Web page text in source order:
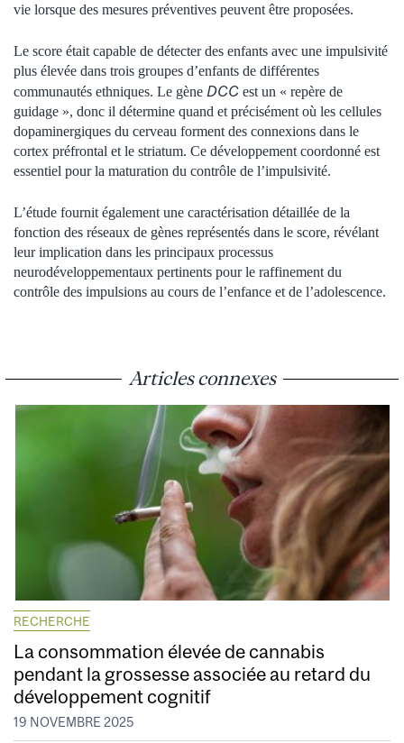
vie lorsque des mesures préventives peuvent être proposées.
Le score était capable de détecter des enfants avec une impulsivité
plus élevée dans trois groupes d’enfants de différentes
communautés ethniques. Le gène DCC est un « repère de
guidage », donc il détermine quand et précisément où les cellules
dopaminergiques du cerveau forment des connexions dans le
cortex préfrontal et le striatum. Ce développement coordonné est
essentiel pour la maturation du contrôle de l’impulsivité.
L’étude fournit également une caractérisation détaillée de la
fonction des réseaux de gènes représentés dans le score, révélant
leur implication dans les principaux processus
neurodéveloppementaux pertinents pour le raffinement du
contrôle des impulsions au cours de l’enfance et de l’adolescence.
Articles connexes
RECHERCHE
La consommation élevée de cannabis
pendant la grossesse associée au retard du
développement cognitif
19 NOVEMBRE 2025